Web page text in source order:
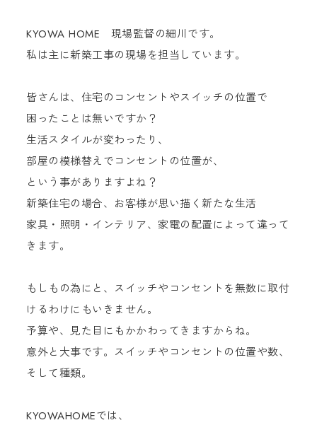
KYOWA HOME 現場監督の細川です。
私は主に新築工事の現場を担当しています。
皆さんは、住宅のコンセントやスイッチの位置で
困ったことは無いですか？
生活スタイルが変わったり、
部屋の模様替えでコンセントの位置が、
という事がありますよね？
新築住宅の場合、お客様が思い描く新たな生活
家具・照明・インテリア、家電の配置によって違って
きます。
もしもの為にと、スイッチやコンセントを無数に取付
けるわけにもいきません。
予算や、見た目にもかかわってきますからね。
意外と大事です。スイッチやコンセントの位置や数、
そして種類。
KYOWAHOMEでは、